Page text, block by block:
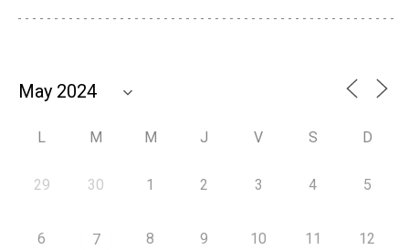
L M M J V S D
29 30 1 2 3 4 5
6 7 8 9 10 11 12